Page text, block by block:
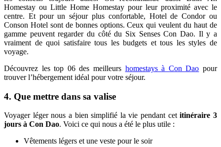
Homestay ou Little Home Homestay pour leur proximité avec le
centre. Et pour un séjour plus confortable, Hotel de Condor ou
Conson Hotel sont de bonnes options. Ceux qui veulent du haut de
gamme peuvent regarder du côté du Six Senses Con Dao. Il y a
vraiment de quoi satisfaire tous les budgets et tous les styles de
voyage.
Découvrez les top 06 des meilleurs homestays à Con Dao pour
trouver l’hébergement idéal pour votre séjour.
4. Que mettre dans sa valise
Voyager léger nous a bien simplifié la vie pendant cetitinéraire 3
jours à Con Dao. Voici ce qui nous a été le plus utile :
Vêtements légers et une veste pour le soir